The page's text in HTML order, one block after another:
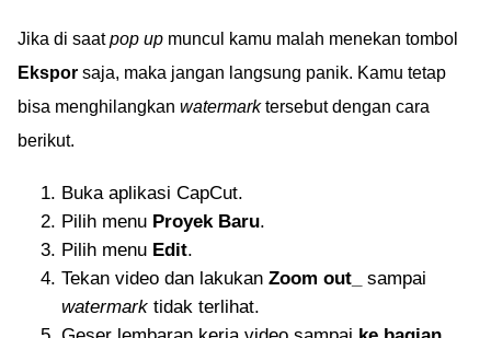
Jika di saatpop up muncul kamu malah menekan tombol
Ekspor saja, maka jangan langsung panik. Kamu tetap
bisa menghilangkan watermarktersebut dengan cara
berikut.
Buka aplikasi CapCut.
Pilih menu Proyek Baru.
Pilih menu Edit.
Tekan video dan lakukan Zoom out_
sampai
watermark tidak terlihat.